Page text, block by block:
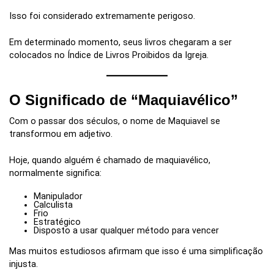
Isso foi considerado extremamente perigoso.
Em determinado momento, seus livros chegaram a ser
colocados no Índice de Livros Proibidos da Igreja.
O Significado de “Maquiavélico”
Com o passar dos séculos, o nome de Maquiavel se
transformou em adjetivo.
Hoje, quando alguém é chamado de maquiavélico,
normalmente significa:
Manipulador
Calculista
Frio
Estratégico
Disposto a usar qualquer método para vencer
Mas muitos estudiosos afirmam que isso é uma simplificação
injusta.